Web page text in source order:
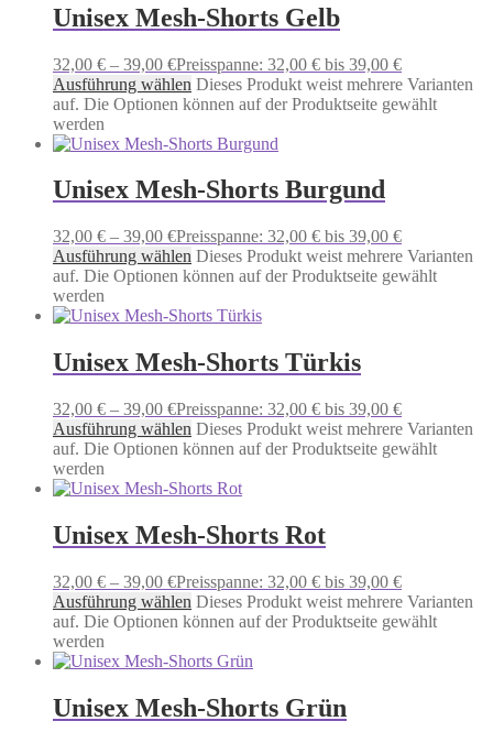
Unisex Mesh-Shorts Gelb
32,00 € – 39,00 €Preisspanne: 32,00 € bis 39,00 €
Ausführung wählen Dieses Produkt weist mehrere Varianten
auf. Die Optionen können auf der Produktseite gewählt
werden
Unisex Mesh-Shorts Burgund
32,00 € – 39,00 €Preisspanne: 32,00 € bis 39,00 €
Ausführung wählen Dieses Produkt weist mehrere Varianten
auf. Die Optionen können auf der Produktseite gewählt
werden
Unisex Mesh-Shorts Türkis
32,00 € – 39,00 €Preisspanne: 32,00 € bis 39,00 €
Ausführung wählen Dieses Produkt weist mehrere Varianten
auf. Die Optionen können auf der Produktseite gewählt
werden
Unisex Mesh-Shorts Rot
32,00 € – 39,00 €Preisspanne: 32,00 € bis 39,00 €
Ausführung wählen Dieses Produkt weist mehrere Varianten
auf. Die Optionen können auf der Produktseite gewählt
werden
Unisex Mesh-Shorts Grün